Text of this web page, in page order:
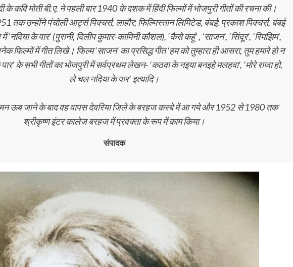
के कवि मोती बी.ए. ने पहली बार 1940 के दशक में हिंदी फिल्मों में भोजपुरी गीतों की रचना की।
तक उन्होंने पंचोली आर्ट्स पिक्चर्स, लाहौर; फिल्मिस्तान लिमिटेड, बंबई; प्रकाश पिक्चर्स, बंबई
के पार’ (पुरानी, दिलीप कुमार-कामिनी कौशल), ‘कैसे कहूं’ , ‘साजन’, ‘सिंदूर’, ‘रिमझिम’,
फिल्मों में गीत लिखे। फिल्म ‘साजन’ का प्रसिद्ध गीत ‘हम को तुम्हारा ही आसरा, तुम हमारे हो न
पार’ के सभी गीतों का भोजपुरी में सर्वप्रथम लेखन- ‘कठवा के नइया बनइहे मलहवा’, ‘मोरे राजा हो,
ले चल नदिया के पार’ इत्यादि।
मन ऊब जाने के बाद वह वापस देवरिया जिले के बरहज कस्बे में आ गये और 1952 से 1980 तक
श्रीकृष्ण इंटर कालेज बरहज में प्रवक्ता के रूप में काम किया।
संपादक